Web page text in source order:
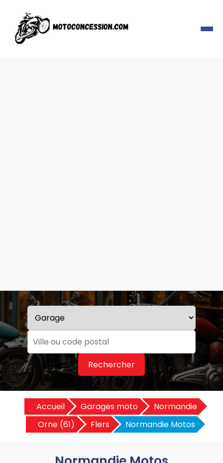
Rechercher
Accueil Garages moto
Normandie
Orne (61)
Flers Normandie Motos